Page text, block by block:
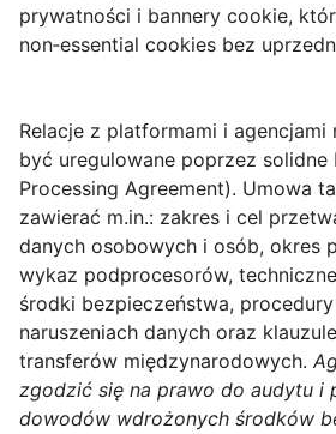
prywatności i bannery cookie,
non‑essential cookies bez
Relacje z platformami i agencjami
być uregulowane poprzez solidne
Processing Agreement). Umowa
zawierać m.in.: zakres i cel
danych osobowych i osób, okres
wykaz podprocesorów,
środki bezpieczeństwa,
naruszeniach danych oraz
transferów międzynarodowych.
zgodzić się na prawo do audytu i
dowodów wdrożonych środków